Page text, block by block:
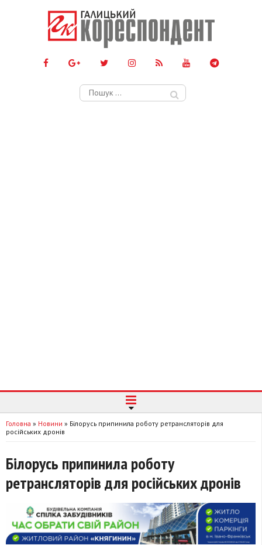
Пошук:
Головна » Новини » Білорусь припинила роботу ретрансляторів для
російських дронів
Білорусь припинила роботу
ретрансляторів для російських дронів